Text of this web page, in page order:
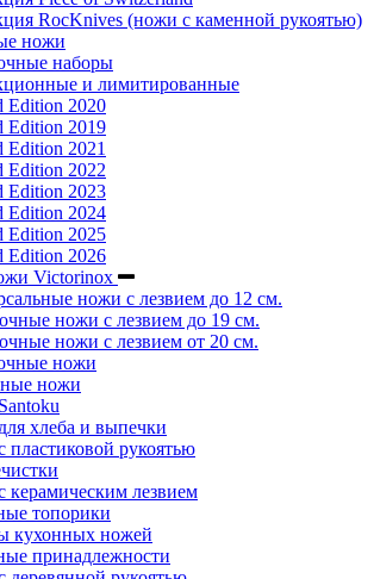
RocKnives (ножи с каменной рукоятью)
ножи
наборы
и лимитированные
Edition 2020
Edition 2019
Edition 2021
Edition 2022
Edition 2023
Edition 2024
Edition 2025
Edition 2026
Victorinox
ножи с лезвием до 12 см.
ножи с лезвием до 19 см.
ножи с лезвием от 20 см.
ножи
ножи
хлеба и выпечки
рукоятью
керамическим лезвием
топорики
кухонных ножей
принадлежности